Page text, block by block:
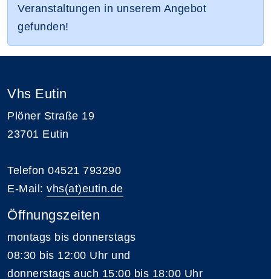
Veranstaltungen in unserem Angebot
gefunden!
Vhs Eutin
Plöner Straße 19
23701 Eutin
Telefon 04521 793290
E-Mail: vhs(at)eutin.de
Öffnungszeiten
montags bis donnerstags
08:30 bis 12:00 Uhr und
donnerstags auch 15:00 bis 18:00 Uhr